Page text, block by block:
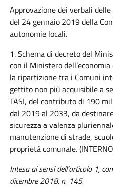
Approvazione dei verbali
del 24 gennaio 2019 della
autonomie locali.
1. Schema di decreto del
con il Ministero
la ripartizione tra i Comuni
gettito non più acquisibile a
TASI, del contributo di 190
dal 2019 al 2033, da
sicurezza a valenza
manutenzione di strade,
proprietà comunale.
Intesa ai sensi dell’articolo 1,
dicembre 2018, n. 145.